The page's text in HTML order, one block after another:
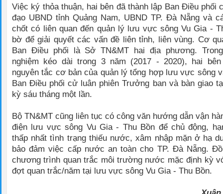
Việc ký thỏa thuận, hai bên đã thành lập Ban Điều phối
đạo UBND tỉnh Quảng Nam, UBND TP. Đà Nẵng và
chốt có liên quan đến quản lý lưu vực sông Vu Gia -
bờ để giải quyết các vấn đề liên tỉnh, liên vùng. Cơ
Ban Điều phối là Sở TN&MT hai địa phương.
nghiệm kéo dài trong 3 năm (2017 - 2020), hai
nguyên tắc cơ bản của quản lý tổng hợp lưu vực sông
Ban Điều phối cử luân phiên Trưởng ban và bàn giao
kỳ sáu tháng một lần.
Bộ TN&MT cũng liên tục có công văn hướng dẫn vận
điện lưu vực sông Vu Gia - Thu Bồn để chủ động,
thấp nhất tình trạng thiếu nước, xâm nhập mặn ở hạ
bảo đảm việc cấp nước an toàn cho TP. Đà Nẵng.
chương trình quan trắc môi trường nước mặc định kỳ
đợt quan trắc/năm tại lưu vực sông Vu Gia - Thu Bồn.